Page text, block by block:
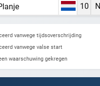
10 N
vanwege tijdsoverschrijding
vanwege valse start
waarschuwing gekregen